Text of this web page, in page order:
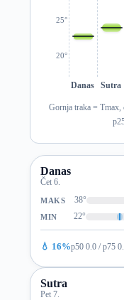
20°
25°
Danas Sutra
Gornja traka = Tmax,
Danas
Čet 6.
MAKS 38°
MIN 22°
💧 16%p50 0.0 / p75
Sutra
Pet 7.